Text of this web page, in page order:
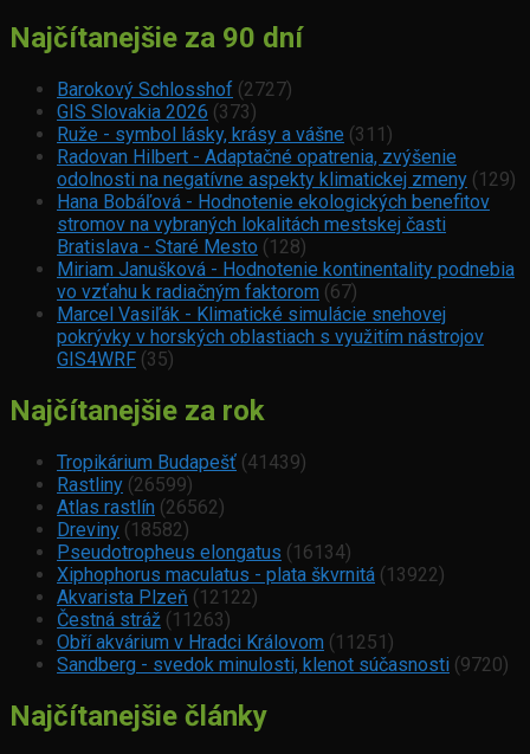
Najčítanejšie za 90 dní
Barokový Schlosshof (2727)
GIS Slovakia 2026 (373)
Ruže - symbol lásky, krásy a vášne (311)
Radovan Hilbert - Adaptačné opatrenia, zvýšenie
odolnosti na negatívne aspekty klimatickej zmeny (129)
Hana Bobáľová - Hodnotenie ekologických benefitov
stromov na vybraných lokalitách mestskej časti
Bratislava - Staré Mesto (128)
Miriam Janušková - Hodnotenie kontinentality podnebia
vo vzťahu k radiačným faktorom (67)
Marcel Vasiľák - Klimatické simulácie snehovej
pokrývky v horských oblastiach s využitím nástrojov
GIS4WRF (35)
Najčítanejšie za rok
Tropikárium Budapešť (41439)
Rastliny (26599)
Atlas rastlín (26562)
Dreviny (18582)
Pseudotropheus elongatus (16134)
Xiphophorus maculatus - plata škvrnitá (13922)
Akvarista Plzeň (12122)
Čestná stráž (11263)
Obří akvárium v Hradci Královom (11251)
Sandberg - svedok minulosti, klenot súčasnosti (9720)
Najčítanejšie články